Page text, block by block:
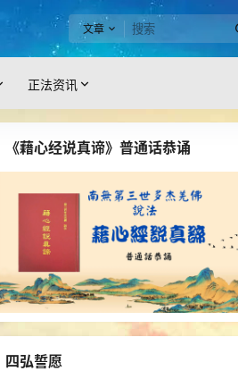
文章
正法资讯
《藉心经说真谛》普通话恭诵
四弘誓愿